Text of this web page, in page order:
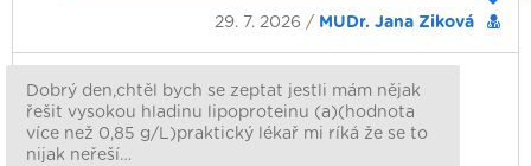
29. 7. 2026 / MUDr. Jana Ziková
Dobrý den,chtěl bych se zeptat jestli mám nějak
řešit vysokou hladinu lipoproteinu (a)(hodnota
více než 0,85 g/L)praktický lékař mi ríká že se to
nijak neřeší…